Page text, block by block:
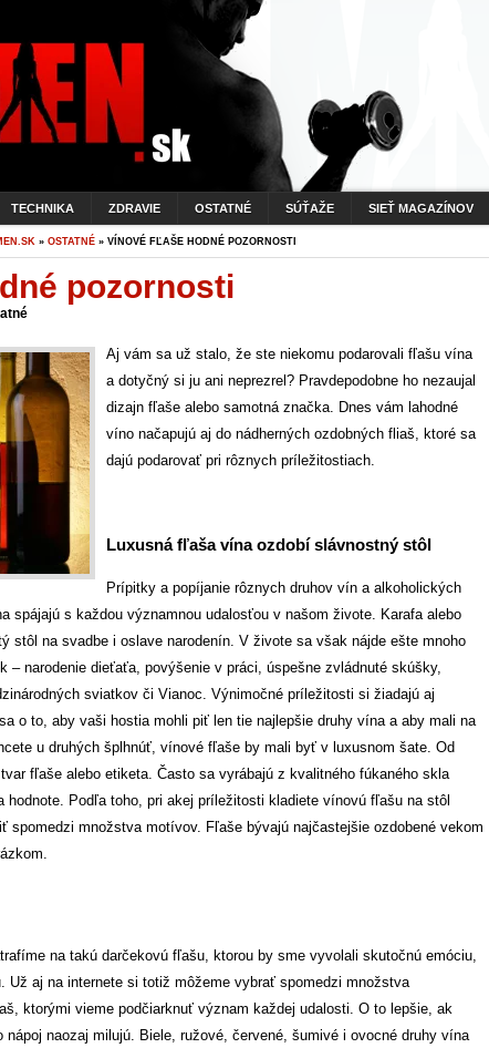
TECHNIKA ZDRAVIE OSTATNÉ SÚŤAŽE SIEŤ MAGAZÍNOV
» OSTATNÉ » VÍNOVÉ FĽAŠE HODNÉ POZORNOSTI
pozornosti
Aj vám sa už stalo, že ste niekomu podarovali fľašu vína
a dotyčný si ju ani neprezrel? Pravdepodobne ho nezaujal
dizajn fľaše alebo samotná značka. Dnes vám lahodné
víno načapujú aj do nádherných ozdobných fliaš, ktoré sa
dajú podarovať pri rôznych príležitostiach.
Luxusná fľaša vína ozdobí slávnostný stôl
Prípitky a popíjanie rôznych druhov vín a alkoholických
spájajú s každou významnou udalosťou v našom živote. Karafa alebo
stôl na svadbe i oslave narodenín. V živote sa však nájde ešte mnoho
– narodenie dieťaťa, povýšenie v práci, úspešne zvládnuté skúšky,
sviatkov či Vianoc. Výnimočné príležitosti si žiadajú aj
o to, aby vaši hostia mohli piť len tie najlepšie druhy vína a aby mali na
u druhých šplhnúť, vínové fľaše by mali byť v luxusnom šate. Od
fľaše alebo etiketa. Často sa vyrábajú z kvalitného fúkaného skla
hodnote. Podľa toho, pri akej príležitosti kladiete vínovú fľašu na stôl
spomedzi množstva motívov. Fľaše bývajú najčastejšie ozdobené vekom
na takú darčekovú fľašu, ktorou by sme vyvolali skutočnú emóciu,
Už aj na internete si totiž môžeme vybrať spomedzi množstva
ktorými vieme podčiarknuť význam každej udalosti. O to lepšie, ak
naozaj milujú. Biele, ružové, červené, šumivé i ovocné druhy vína